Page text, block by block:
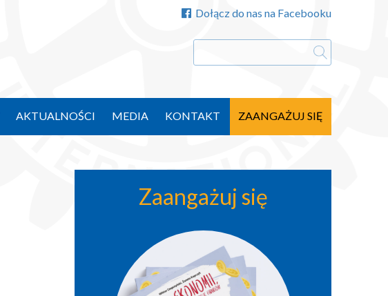
Dołącz do nas na Facebooku
AKTUALNOŚCI MEDIA KONTAKT ZAANGAŻUJ SIĘ
Zaangażuj się